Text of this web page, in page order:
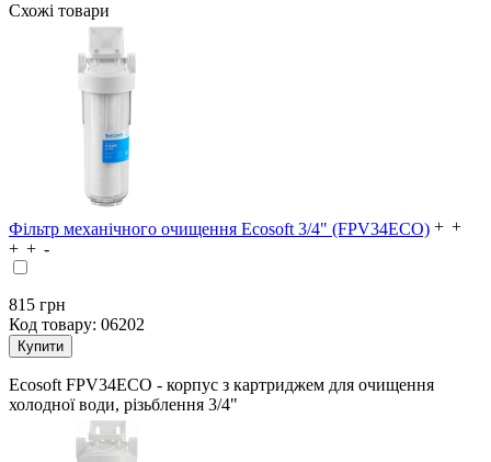
Схожі товари
Фільтр механічного очищення Ecosoft 3/4" (FPV34ECO)
815 грн
Код товару: 06202
Ecosoft FPV34ECO - корпус з картриджем для очищення
холодної води, різьблення 3/4"